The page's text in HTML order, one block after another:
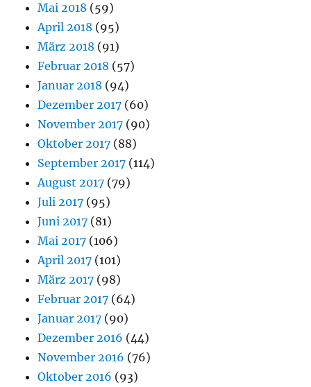
Mai 2018 (59)
April 2018 (95)
März 2018 (91)
Februar 2018 (57)
Januar 2018 (94)
Dezember 2017 (60)
November 2017 (90)
Oktober 2017 (88)
September 2017 (114)
August 2017 (79)
Juli 2017 (95)
Juni 2017 (81)
Mai 2017 (106)
April 2017 (101)
März 2017 (98)
Februar 2017 (64)
Januar 2017 (90)
Dezember 2016 (44)
November 2016 (76)
Oktober 2016 (93)